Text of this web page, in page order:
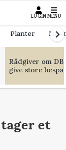
LOGIN MENU
Planter
Rådgiver om
give store
et